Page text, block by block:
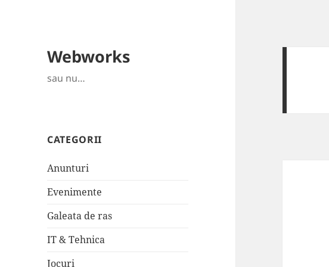
Webworks
sau nu…
CATEGORII
Anunturi
Evenimente
Galeata de ras
IT & Tehnica
Jocuri